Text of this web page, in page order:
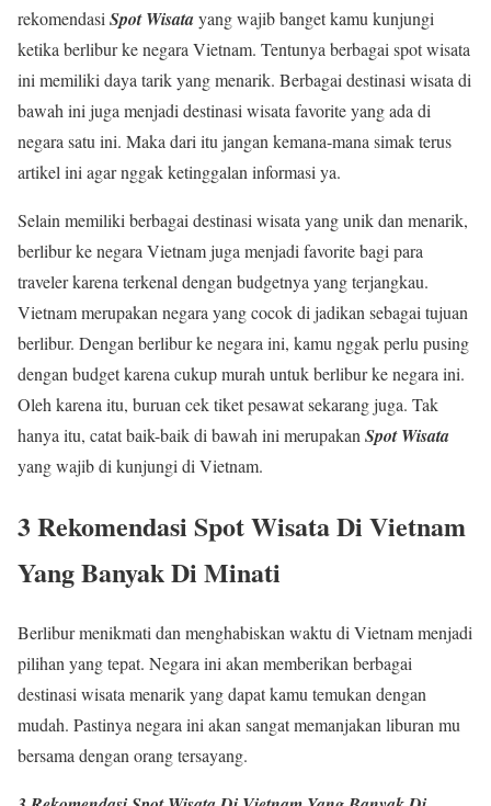
rekomendasi Spot Wisatayang wajib banget kamu kunjungi
ketika berlibur ke negara Vietnam. Tentunya berbagai spot wisata
ini memiliki daya tarik yang menarik. Berbagai destinasi wisata di
bawah ini juga menjadi destinasi wisata favorite yang ada di
negara satu ini. Maka dari itu jangan kemana-mana simak terus
artikel ini agar nggak ketinggalan informasi ya.
Selain memiliki berbagai destinasi wisata yang unik dan menarik,
berlibur ke negara Vietnam juga menjadi favorite bagi para
traveler karena terkenal dengan budgetnya yang terjangkau.
Vietnam merupakan negara yang cocok di jadikan sebagai tujuan
berlibur. Dengan berlibur ke negara ini, kamu nggak perlu pusing
dengan budget karena cukup murah untuk berlibur ke negara ini.
Oleh karena itu, buruan cek tiket pesawat sekarang juga. Tak
hanya itu, catat baik-baik di bawah ini merupakan Spot Wisata
yang wajib di kunjungi di Vietnam.
3 Rekomendasi Spot Wisata Di Vietnam
Yang Banyak Di Minati
Berlibur menikmati dan menghabiskan waktu di Vietnam menjadi
pilihan yang tepat. Negara ini akan memberikan berbagai
destinasi wisata menarik yang dapat kamu temukan dengan
mudah. Pastinya negara ini akan sangat memanjakan liburan mu
bersama dengan orang tersayang.